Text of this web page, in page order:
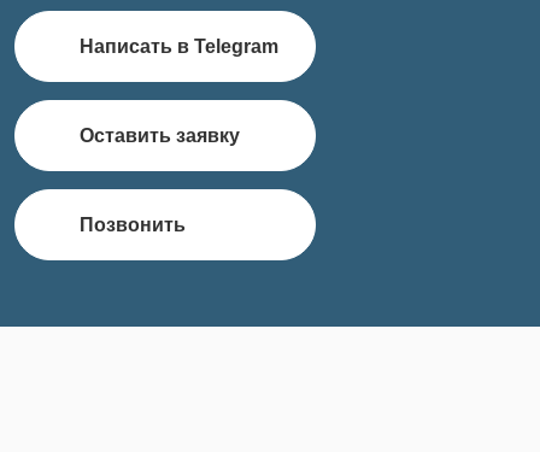
Написать в Telegram
Оставить заявку
Позвонить